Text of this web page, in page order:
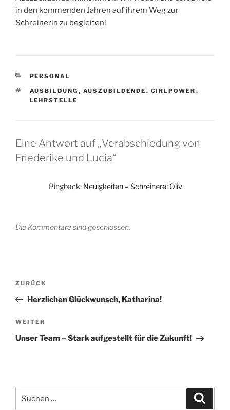
in den kommenden Jahren auf ihrem Weg zur
Schreinerin zu begleiten!
KATEGORIEN
PERSONAL
SCHLAGWÖRTER
AUSBILDUNG , AUSZUBILDENDE , GIRLPOWER ,
LEHRSTELLE
Eine Antwort auf „Verabschiedung von
Friederike und Lucia“
Pingback: Neuigkeiten – Schreinerei Oliv
Die Kommentare sind geschlossen.
Beitrags-
Vorheriger
Beitrag
ZURÜCK
Herzlichen Glückwunsch, Katharina!
Nächster
Beitrag
WEITER
Unser Team – Stark aufgestellt für die Zukunft!
nach: